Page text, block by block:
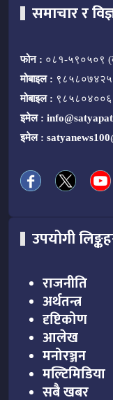
समाचार र
फोन : ०८१-५९०५०९
मोबाइल :
मोबाइल :
इमेल :
इमेल :
उपयोगी
राजनीति
अर्थतन्त्र
दृष्टिकोण
आलेख
मनोरञ्जन
मल्टिमिडिया
सबै खबर